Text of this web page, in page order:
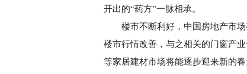
开出的“药方”一脉相承。
楼市不断利好，中国房地产市场
楼市行情改善，与之相关的门窗产
等家居建材市场将能逐步迎来新的春